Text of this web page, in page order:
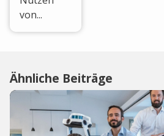
von...
Ähnliche Beiträge